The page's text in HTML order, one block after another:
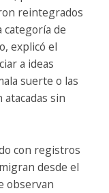
reintegrados
categoría de
explicó el
a ideas
suerte o las
atacadas sin
con registros
desde el
observan